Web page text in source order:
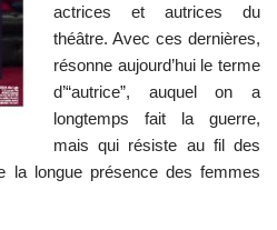
actrices et autrices du
théâtre. Avec ces dernières,
résonne aujourd’hui le terme
d’“autrice”, auquel on a
longtemps fait la guerre,
mais qui résiste au fil des
la longue présence des femmes